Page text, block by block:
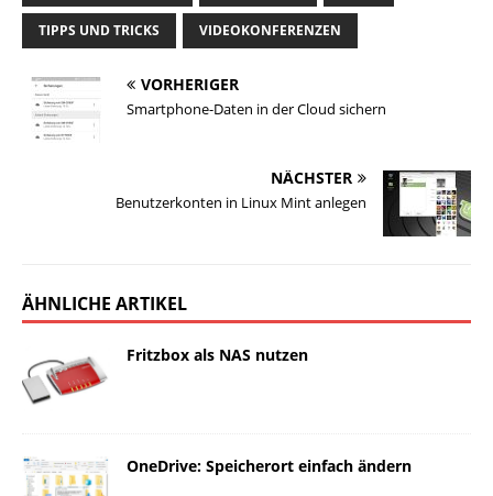
TIPPS UND TRICKS VIDEOKONFERENZEN
VORHERIGER
Smartphone-Daten in der Cloud sichern
NÄCHSTER
Benutzerkonten in Linux Mint anlegen
ÄHNLICHE ARTIKEL
Fritzbox als NAS nutzen
OneDrive: Speicherort einfach ändern